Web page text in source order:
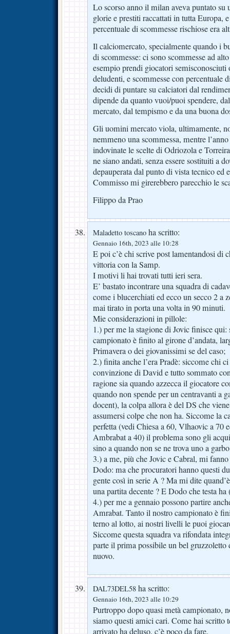
Lo scorso anno il milan aveva puntato
glorie e prestiti raccattati in tutta Europa,
percentuale di scommesse rischiose era
Il calciomercato, specialmente quando i
di scommesse: ci sono scommesse ad
esempio prendi giocatori semisconosciuti
deludenti, e scommesse con percentuale
decidi di puntare su calciatori dal
dipende da quanto vuoi/puoi spendere,
mercato, dal tempismo e da una buona
Gli uomini mercato viola, ultimamente,
nemmeno una scommessa, mentre
indovinate le scelte di Odriozola e
ne siano andati, senza essere sostituiti a
depauperata dal punto di vista tecnico ed
Commisso mi girerebbero parecchio le
Filippo da Prao
Maladetto toscano ha scritto:
Gennaio 16th, 2023 alle 10:28
E poi c’è chi scrive post lamentandosi di
vittoria con la Samp.
I motivi li hai trovati tutti ieri sera.
E’ bastato incontrare una squadra di
come i blucerchiati ed ecco un secco 2 a
mai tirato in porta una volta in 90 minuti.
Mie considerazioni in pillole:
1.) per me la stagione di Jovic finisce
campionato è finito al girone d’andata,
Primavera o dei giovanissimi se del caso;
2.) finita anche l’era Pradè: siccome chi
convinzione di David e tutto sommato
ragione sia quando azzecca il giocatore
quando non spende per un centravanti a
docent), la colpa allora è del DS che
assumersi colpe che non ha. Siccome la
perfetta (vedi Chiesa a 60, Vlhaovic a 70
Ambrabat a 40) il problema sono gli
sino a quando non se ne trova uno a
3.) a me, più che Jovic e Cabral, mi
Dodo: ma che procuratori hanno questi
gente così in serie A ? Ma mi dite
una partita decente ? E Dodo che testa
4.) per me a gennaio possono partire
Amrabat. Tanto il nostro campionato è
terno al lotto, ai nostri livelli le puoi
Siccome questa squadra va rifondata
parte il prima possibile un bel
nuovo.
DAL73DEL58 ha scritto:
Gennaio 16th, 2023 alle 10:29
Purtroppo dopo quasi metà campionato,
siamo questi amici cari. Come hai scritto
arrivato ha deluso, c’è poco da fare.